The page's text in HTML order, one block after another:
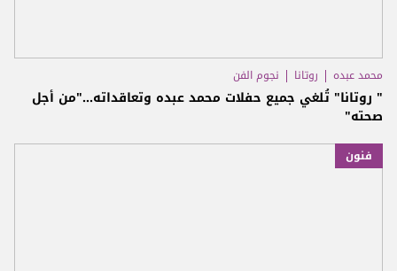
محمد عبده روتانا نجوم الفن
" روتانا" تُلغي جميع حفلات محمد عبده وتعاقداته..."من أجل
صحته"
فنون